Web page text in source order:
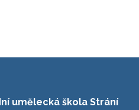
umělecká škola Strání